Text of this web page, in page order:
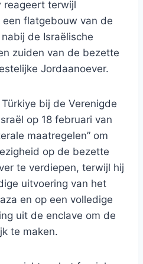
reageert terwijl
flatgebouw van de
de Israëlische
zuiden van de bezette
Jordaanoever.
bij de Verenigde
op 18 februari van
maatregelen” om
op de bezette
te verdiepen, terwijl hij
uitvoering van het
en op een volledige
uit de enclave om de
te maken.